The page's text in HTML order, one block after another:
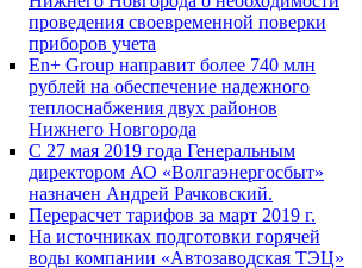
проведения своевременной поверки
приборов учета
En+ Group направит более 740 млн
рублей на обеспечение надежного
теплоснабжения двух районов
Нижнего Новгорода
С 27 мая 2019 года Генеральным
директором АО «Волгаэнергосбыт»
назначен Андрей Рачковский.
Перерасчет тарифов за март 2019 г.
На источниках подготовки горячей
воды компании «Автозаводская ТЭЦ»